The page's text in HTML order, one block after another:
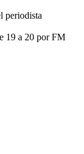
periodista
19 a 20 por FM